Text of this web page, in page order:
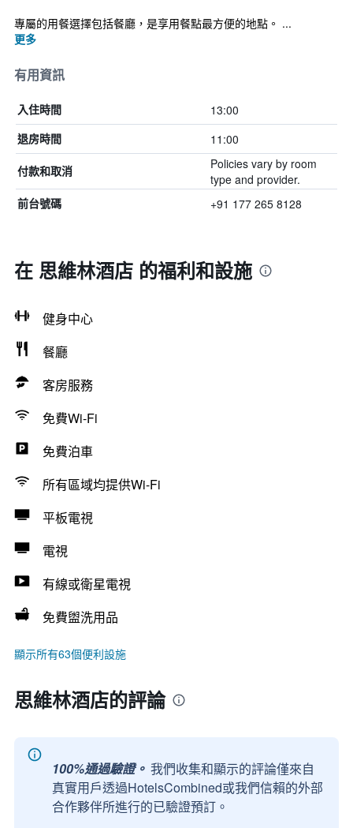
專屬的用餐選擇包括餐廳，是享用餐點最方便的地點。 ...
更多
有用資訊
入住時間 13:00
退房時間 11:00
付款和取消
Policies vary by room
type and provider.
前台號碼 +91 177 265 8128
在 思維林酒店 的福利和設施
健身中心
餐廳
客房服務
免費Wi-Fi
免費泊車
所有區域均提供Wi-Fi
平板電視
電視
有線或衛星電視
免費盥洗用品
顯示所有63個便利設施
思維林酒店的評論
100%通過驗證。 我們收集和顯示的評論僅來自
真實用戶透過HotelsCombined或我們信賴的外部
合作夥伴所進行的已驗證預訂。